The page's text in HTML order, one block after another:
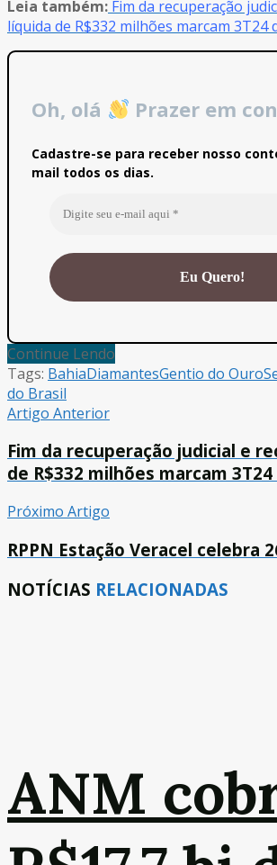
Leia também: Fim da recuperação
líquida de R$332 milhões marcam 3T24
Oh, olá Prazer em
Cadastre-se para receber nosso
mail todos os dias.
Continue Lendo
Tags: BahiaDiamantesGentio do Ouro
do Brasil
Artigo Anterior
Fim da recuperação judicial e
de R$332 milhões marcam
Próximo Artigo
RPPN Estação Veracel celebra
NOTÍCIAS RELACIONADAS
ANM